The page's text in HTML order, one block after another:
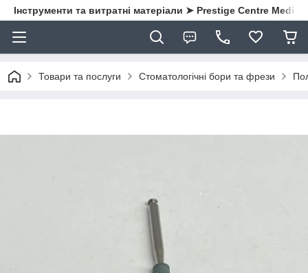
Інструменти та витратні матеріали ➤ Prestige Centre Medical
Товари та послуги Стоматологічні бори та фрези